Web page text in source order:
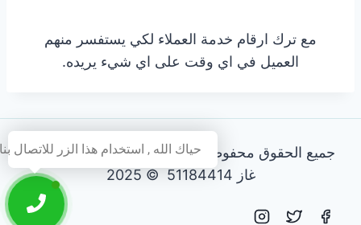
مع ترك ارقام خدمة العملاء لكي يستفسر منهم
العميل في اي وقت على اي شيء يريده.
جميع الحقوق محفوظة - فني تصليح طباخات و افران
غاز 51184414 © 2025
حياك الله , استخدام هذا الزر للاتصال بنا